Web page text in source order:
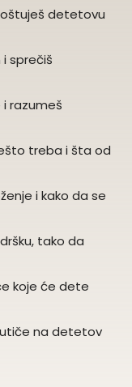
detetovu
sprečiš
razumeš
treba i šta od
i kako da se
tako da
koje će dete
na detetov